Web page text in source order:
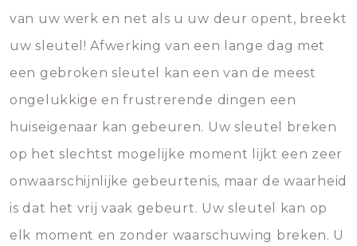
van uw werk en net als u uw deur opent, breekt
uw sleutel! Afwerking van een lange dag met
een gebroken sleutel kan een van de meest
ongelukkige en frustrerende dingen een
huiseigenaar kan gebeuren. Uw sleutel breken
op het slechtst mogelijke moment lijkt een zeer
onwaarschijnlijke gebeurtenis, maar de waarheid
is dat het vrij vaak gebeurt. Uw sleutel kan op
elk moment en zonder waarschuwing breken. U